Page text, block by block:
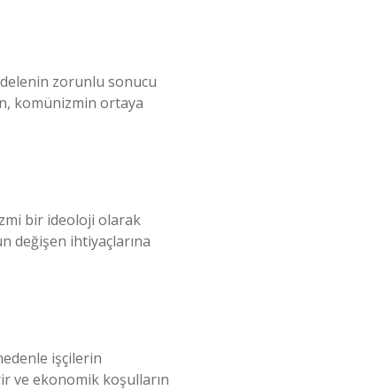
zorunlu sonucu
komünizmin ortaya
bir ideoloji olarak
değişen ihtiyaçlarına
işçilerin
ve ekonomik koşulların